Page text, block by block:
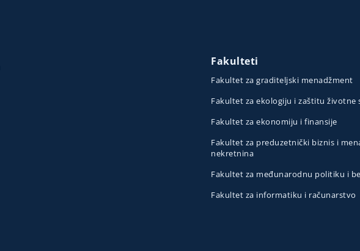
Fakulteti
Fakultet za graditeljski menadžment
Fakultet za ekologiju i zaštitu životne
Fakultet za ekonomiju i finansije
Fakultet za preduzetnički biznis i
nekretnina
Fakultet za međunarodnu politiku i
Fakultet za informatiku i računarstvo